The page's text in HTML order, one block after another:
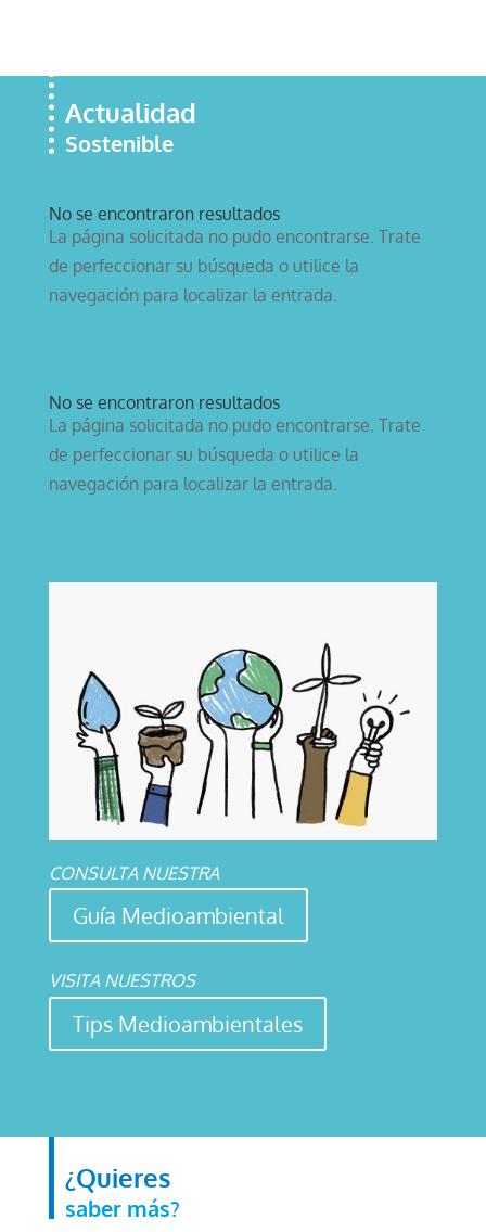
Actualidad
Sostenible
No se encontraron resultados
La página solicitada no pudo encontrarse. Trate
de perfeccionar su búsqueda o utilice la
navegación para localizar la entrada.
No se encontraron resultados
La página solicitada no pudo encontrarse. Trate
de perfeccionar su búsqueda o utilice la
navegación para localizar la entrada.
CONSULTA NUESTRA
Guía Medioambiental
VISITA NUESTROS
Tips Medioambientales
¿Quieres
saber más?